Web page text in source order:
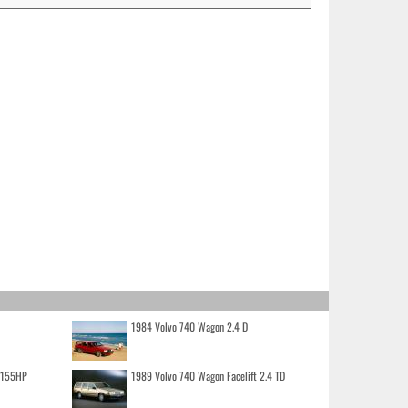
1984 Volvo 740 Wagon 2.4 D
1989 Volvo 740 Wagon Facelift 2.4 TD